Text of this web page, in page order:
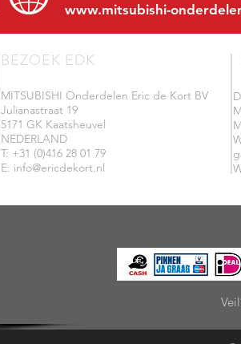
www.mitsubishi-
BEZOEK EDK
MITSUBISHI Onderdelen Eric de Kort BV
Julianastraat 19
5171 GK Kaatsheuvel
NEDERLAND
T: +31 (0)416 28 01 79
E: info@ericdekort.nl